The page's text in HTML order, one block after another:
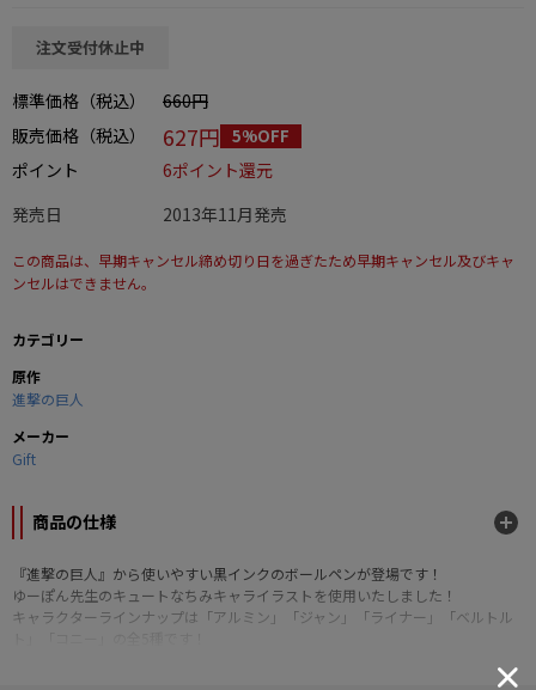
この商品をシェアする
注文受付休止中
標準価格（税込）
660円
販売価格（税込）
627円 5%OFF
ポイント
6ポイント還元
発売日
2013年11月発売
この商品は、早期キャンセル締め切り日を過ぎたため早期キャンセル及びキャ
ンセルはできません。
カテゴリー
原作
進撃の巨人
メーカー
Gift
商品の仕様
『進撃の巨人』から使いやすい黒インクのボールペンが登場です！
ゆーぽん先生のキュートなちみキャライラストを使用いたしました！
キャラクターラインナップは「アルミン」「ジャン」「ライナー」「ベルトル